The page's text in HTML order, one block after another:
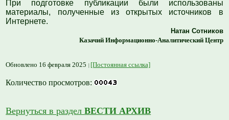
При подготовке публикации были использованы
материалы, полученные из открытых источников в
Интернете.
Натан Сотников
Казачий Информационно-Аналитический Центр
Обновлено 16 февраля 2025 [Постоянная ссылка]
Количество просмотров:
Вернуться в разделВЕСТИ АРХИВ